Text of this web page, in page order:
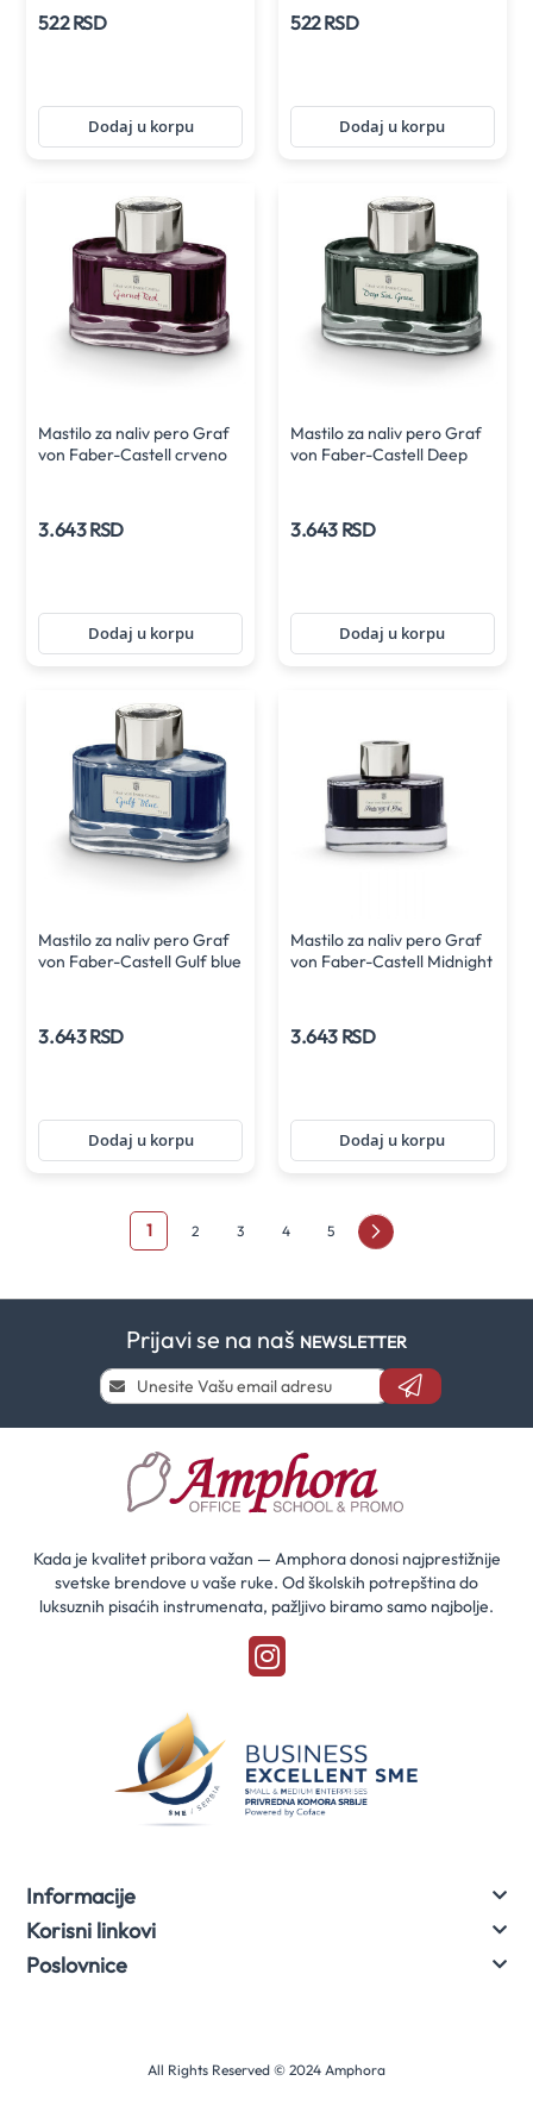
522 RSD
Dodaj u korpu
522 RSD
Dodaj u korpu
Mastilo za naliv pero Graf
von Faber-Castell crveno
3.643 RSD
Dodaj u korpu
Mastilo za naliv pero Graf
von Faber-Castell Deep
3.643 RSD
Dodaj u korpu
Mastilo za naliv pero Graf
von Faber-Castell Gulf blue
3.643 RSD
Dodaj u korpu
Mastilo za naliv pero Graf
von Faber-Castell Midnight
3.643 RSD
Dodaj u korpu
You're
reading
page
1 Page
2 Page
3 Page
4 Page
5 Page
Sledeće
Prijavi se na naš NEWSLETTER
Prijavi
se
i
prvi
Kada je kvalitet pribora važan — Amphora donosi najprestižnije
svetske brendove u vaše ruke. Od školskih potrepština do
luksuznih pisaćih instrumenata, pažljivo biramo samo najbolje.
Informacije
Korisni linkovi
Poslovnice
All Rights Reserved © 2024 Amphora